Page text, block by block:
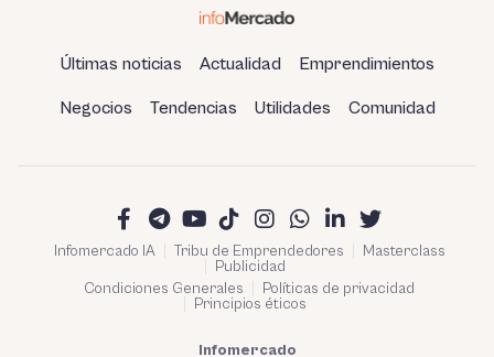
Últimas noticias Actualidad Emprendimientos
Negocios Tendencias Utilidades Comunidad
Infomercado IA Tribu de Emprendedores
Masterclass
Publicidad
Condiciones Generales
Políticas de privacidad
Principios éticos
Infomercado